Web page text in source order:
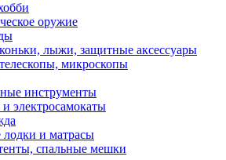
оружие
лыжи, защитные аксессуары
микроскопы
инструменты
электросамокаты
и матрасы
спальные мешки